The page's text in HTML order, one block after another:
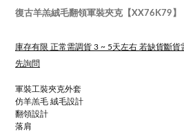
復古羊羔絨毛翻領軍裝夾克【XX76K79】
庫存有限 正常需調貨 3 ~ 5天左右 若缺貨斷
先詢問
軍裝工裝夾克外套
仿羊羔毛 絨毛設計
翻領設計
落肩